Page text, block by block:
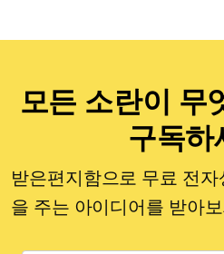
모든 소란이 무
구독하
받은편지함으로 무료 전
을 주는 아이디어를 받아